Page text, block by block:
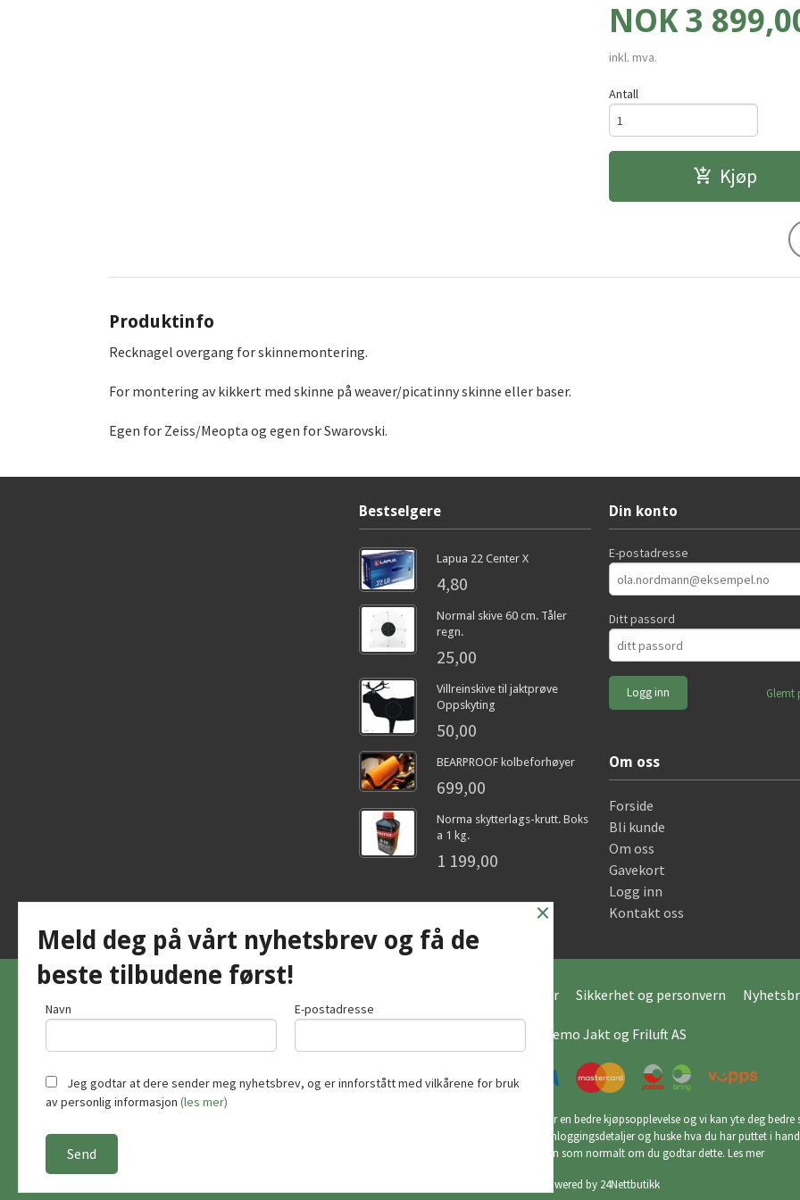
Pris
NOK3
inkl. mva.
Antall
Kjøp
Produktinfo
Recknagel overgang for skinnemontering.
For montering av kikkert med skinne på weaver/picatinny skinne eller baser.
Egen for Zeiss/Meopta og egen for Swarovski.
Bestselgere
Lapua 22 Center X
4,80
Normal skive 60 cm. Tåler
regn.
25,00
Villreinskive til jaktprøve
Oppskyting
50,00
BEARPROOF kolbeforhøyer
699,00
Norma skytterlags-krutt. Boks
a 1 kg.
1 199,00
Din konto
E-postadresse
Ditt passord
Glemt
Om oss
Forside
Bli kunde
Om oss
Gavekort
Logg inn
Kontakt oss
Kjøpsbetingelser Sikkerhet og personvern
© Hagemo Jakt og Friluft AS
Vår nettbutikk bruker cookies slik at du får en bedre kjøpsopplevelse og vi kan yte deg bedre
bruker cookies hovedsaklig til å lagre innloggingsdetaljer og huske hva du har puttet i
din. Fortsett å bruke siden som normalt om du godtar dette. Les mer
Powered by 24Nettbutikk
×
Meld deg på vårt nyhetsbrev og få de
beste tilbudene først!
Navn E-postadresse
Jeg godtar at dere sender meg nyhetsbrev, og er innforstått med vilkårene for bruk
av personlig informasjon (les mer)